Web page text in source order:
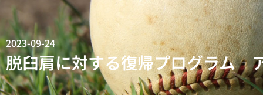
2023-09-24
脱臼肩に対する復帰プログラム‐